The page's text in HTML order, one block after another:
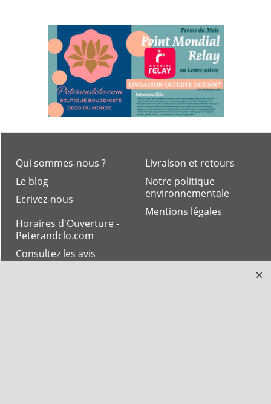
Livraison et retours
Notre politique
environnementale
Mentions légales
Qui sommes-nous ?
Le blog
Ecrivez-nous
Horaires d'Ouverture -
Peterandclo.com
Consultez les avis
vérifiés - Boutique